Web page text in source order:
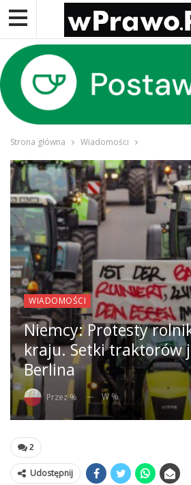
Strona główna Wiadomości
WIADOMOŚCI
Niemcy: Protesty
kraju. Setki traktorów
Berlina
Przez % W %
2
Udostępnij